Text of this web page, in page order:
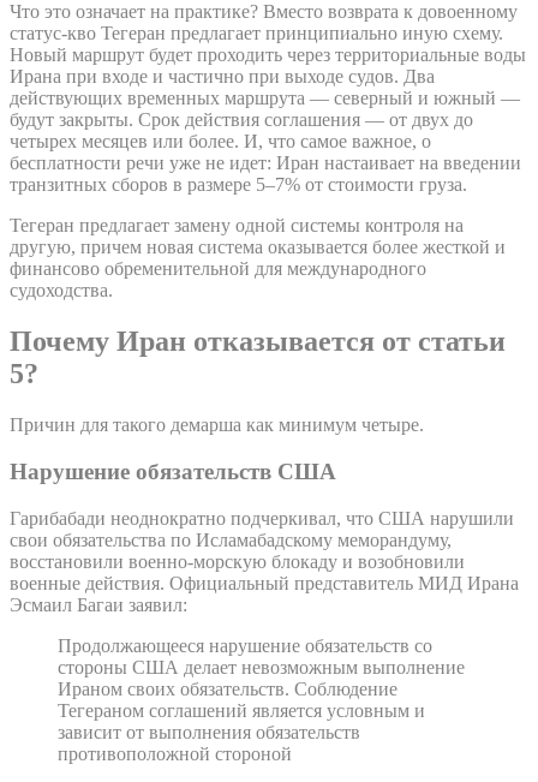
Что это означает на практике? Вместо возврата к довоенному
статус-кво Тегеран предлагает принципиально иную схему.
Новый маршрут будет проходить через территориальные воды
Ирана при входе и частично при выходе судов. Два
действующих временных маршрута — северный и южный —
будут закрыты. Срок действия соглашения — от двух до
четырех месяцев или более. И, что самое важное, о
бесплатности речи уже не идет: Иран настаивает на введении
транзитных сборов в размере 5–7% от стоимости груза.
Тегеран предлагает замену одной системы контроля на
другую, причем новая система оказывается более жесткой и
финансово обременительной для международного
судоходства.
Почему Иран отказывается от статьи
5?
Причин для такого демарша как минимум четыре.
Нарушение обязательств США
Гарибабади неоднократно подчеркивал, что США нарушили
свои обязательства по Исламабадскому меморандуму,
восстановили военно-морскую блокаду и возобновили
военные действия. Официальный представитель МИД Ирана
Эсмаил Багаи заявил:
Продолжающееся нарушение обязательств со
стороны США делает невозможным выполнение
Ираном своих обязательств. Соблюдение
Тегераном соглашений является условным и
зависит от выполнения обязательств
противоположной стороной